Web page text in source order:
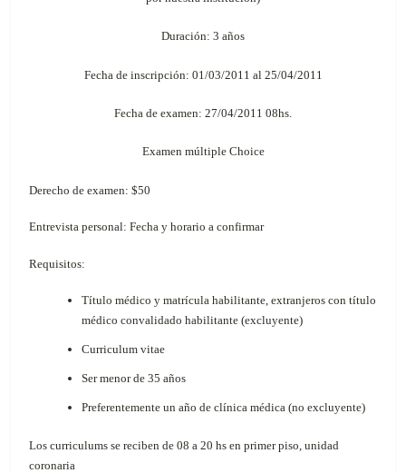
Duración: 3 años
Fecha de inscripción: 01/03/2011 al 25/04/2011
Fecha de examen: 27/04/2011 08hs.
Examen múltiple Choice
Derecho de examen: $50
Entrevista personal: Fecha y horario a confirmar
Requisitos:
Título médico y matrícula habilitante, extranjeros con título
médico convalidado habilitante (excluyente)
Curriculum vitae
Ser menor de 35 años
Preferentemente un año de clínica médica (no excluyente)
Los curriculums se reciben de 08 a 20 hs en primer piso, unidad
coronaria